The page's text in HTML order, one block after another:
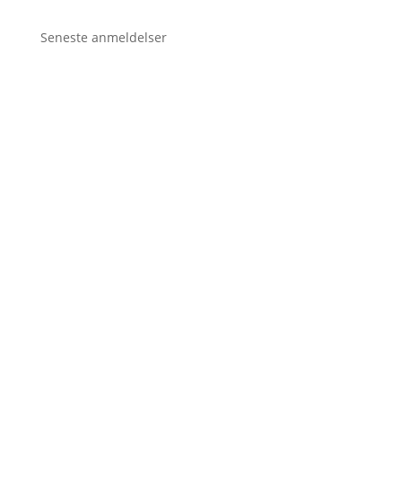
Seneste anmeldelser